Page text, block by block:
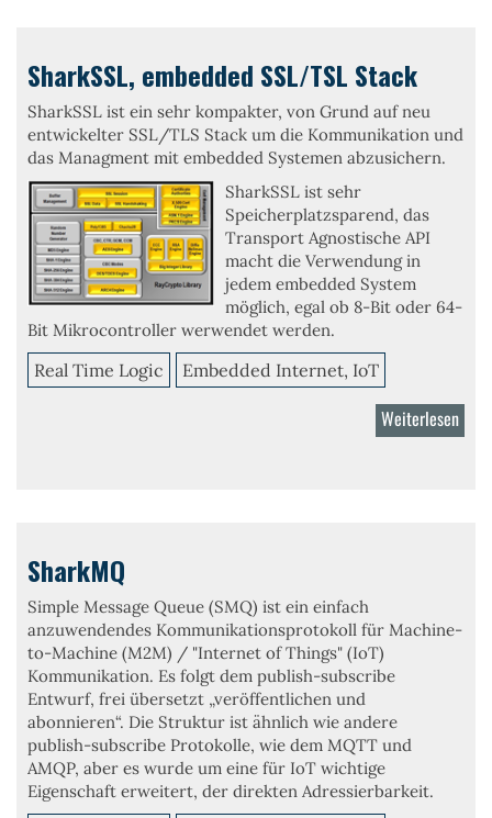
SharkSSL, embedded SSL/TSL Stack
SharkSSL ist ein sehr kompakter, von Grund auf neu
entwickelter SSL/TLS Stack um die Kommunikation und
das Managment mit embedded Systemen abzusichern.
SharkSSL ist sehr
Speicherplatzsparend, das
Transport Agnostische API
macht die Verwendung in
jedem embedded System
möglich, egal ob 8-Bit oder 64-
Bit Mikrocontroller werwendet werden.
Real Time Logic Embedded Internet, IoT
Weiterlesen
SharkMQ
Simple Message Queue (SMQ) ist ein einfach
anzuwendendes Kommunikationsprotokoll für Machine-
to-Machine (M2M) / "Internet of Things" (IoT)
Kommunikation. Es folgt dem publish-subscribe
Entwurf, frei übersetzt „veröffentlichen und
abonnieren“. Die Struktur ist ähnlich wie andere
publish-subscribe Protokolle, wie dem MQTT und
AMQP, aber es wurde um eine für IoT wichtige
Eigenschaft erweitert, der direkten Adressierbarkeit.